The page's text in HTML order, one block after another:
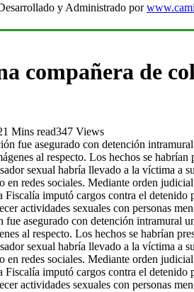
y Administrado por
compañera de
1 Mins read347 Views
asegurado con detención intramural
al respecto. Los hechos se habrían
sexual habría llevado a la víctima a
redes sociales. Mediante orden
imputó cargos contra el
actividades sexuales con personas